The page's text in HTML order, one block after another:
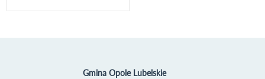
Gmina Opole Lubelskie